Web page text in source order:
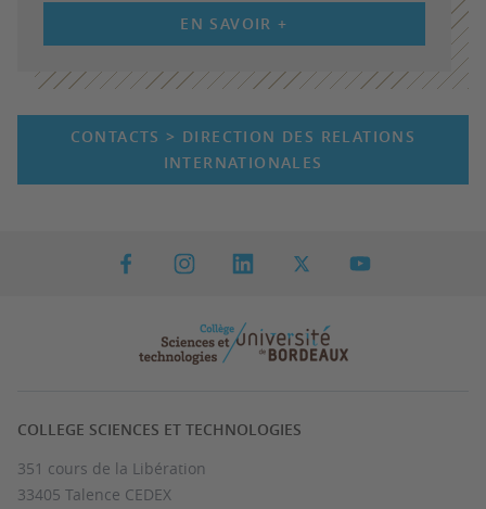
EN SAVOIR +
CONTACTS > DIRECTION DES RELATIONS
INTERNATIONALES
COLLEGE SCIENCES ET TECHNOLOGIES
351 cours de la Libération
33405 Talence CEDEX